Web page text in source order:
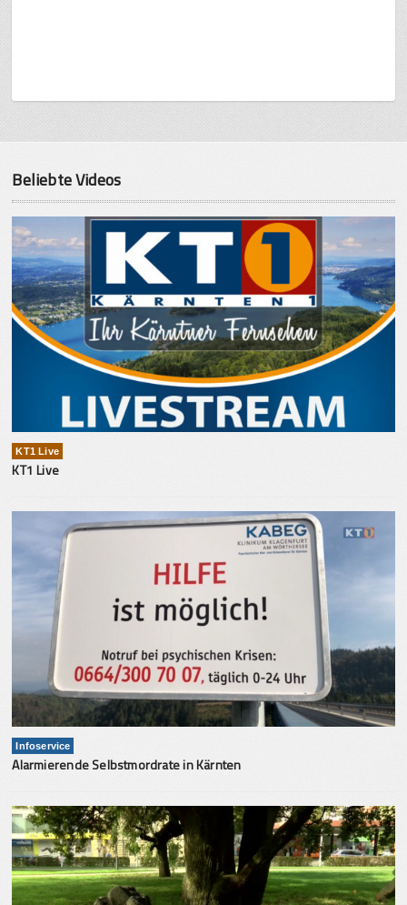
Beliebte Videos
KT1 Live
KT1 Live
Infoservice
Alarmierende Selbstmordrate in Kärnten